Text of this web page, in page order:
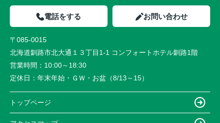
電話をする お問い合わせ
〒085-0015
北海道釧路市北大通１３丁目1-1 コンフォートホテル釧路1階
営業時間： 10:00～18:30
定休日： 年末年始・ＧＷ・お盆（8/13～15）
トップページ